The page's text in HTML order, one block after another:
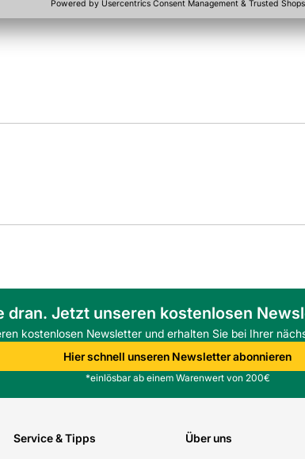
dran. Jetzt unseren kostenlosen
kostenlosen Newsletter und erhalten Sie bei Ihrer
Hier schnell unseren Newsletter abonnieren
*einlösbar ab einem Warenwert von 200€
Service & Tipps Über uns